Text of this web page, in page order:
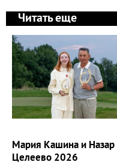
Читать еще
Мария Кашина и
Целеево 2026